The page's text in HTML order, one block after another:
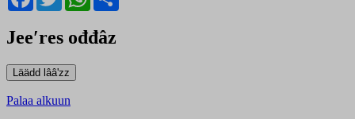
Jeeʹres ođđâz
Palaa alkuun